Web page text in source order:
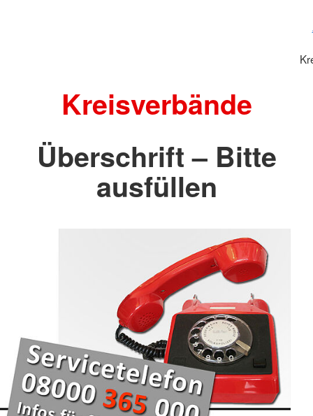
Kreisverbände
Überschrift – Bitte
ausfüllen